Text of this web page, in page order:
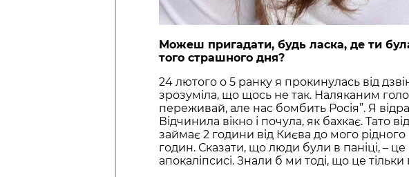
Можеш пригадати, будь ласка, де ти
того страшного дня?
24 лютого о 5 ранку я прокинулась від
зрозуміла, що щось не так. Наляканим
переживай, але нас бомбить Росія”. Я
Відчинила вікно і почула, як бахкає. Тато
займає 2 години від Києва до мого
годин. Сказати, що люди були в паніці, –
апокаліпсисі. Знали б ми тоді, що це